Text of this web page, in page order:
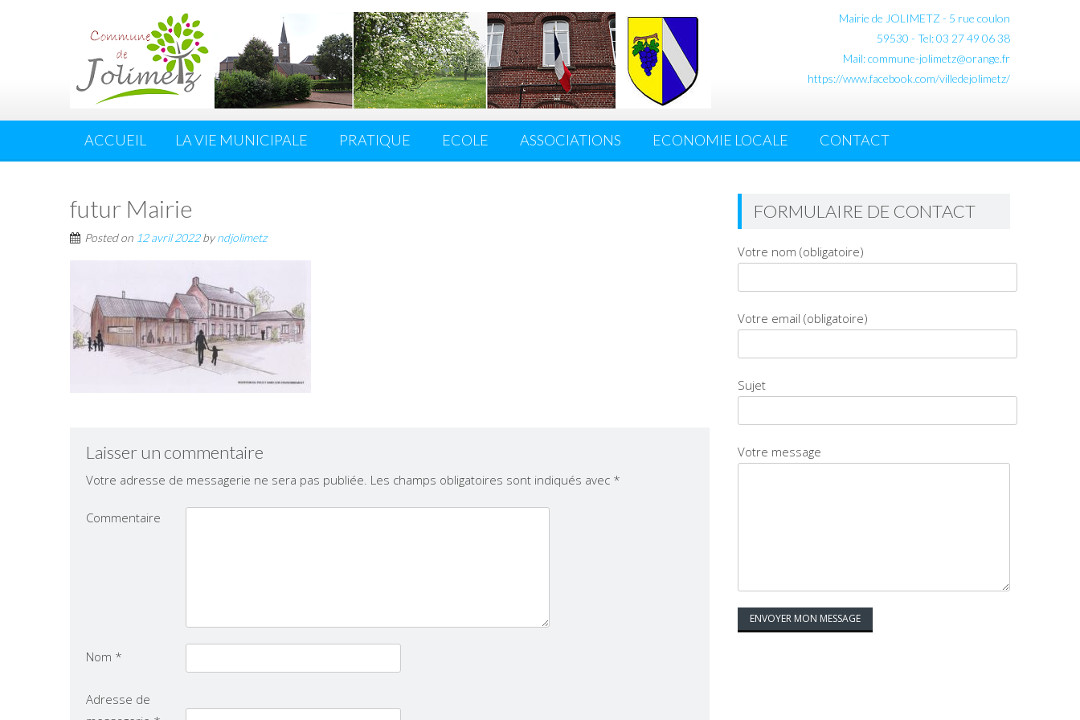
Mairie de JOLIMETZ - 5 rue coulon
59530 - Tel: 03 27 49 06 38
Mail: commune-jolimetz@orange.fr
https://www.facebook.com/villedejolimetz/
ACCUEIL LA VIE MUNICIPALE PRATIQUE ECOLE ASSOCIATIONS ECONOMIE LOCALE CONTACT
futur Mairie
Posted on 12 avril 2022byndjolimetz
Laisser un commentaire
Votre adresse de messagerie ne sera pas publiée. Les champs obligatoires sont indiqués avec *
Commentaire
Nom *
Adresse de
FORMULAIRE DE CONTACT
Votre nom (obligatoire)
Votre email (obligatoire)
Sujet
Votre message